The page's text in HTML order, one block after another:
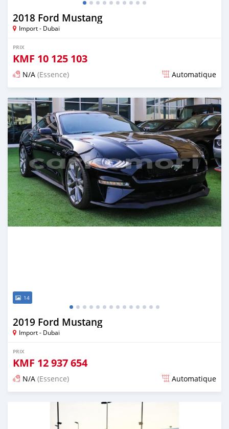
2018 Ford Mustang
Import - Dubai
PRIX
KMF 10 125 103
N/A (Essence) Automatique
Publié il y a presque 6 ans
14
2019 Ford Mustang
Import - Dubai
PRIX
KMF 12 937 654
N/A (Essence) Automatique
Publié il y a presque 6 ans